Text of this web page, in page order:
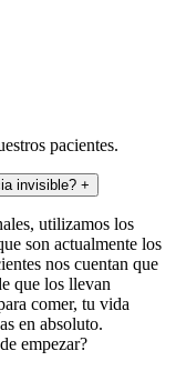
pacientes.
invisible? +
utilizamos los
son actualmente los
nos cuentan que
que los llevan
comer, tu vida
en absoluto.
empezar?